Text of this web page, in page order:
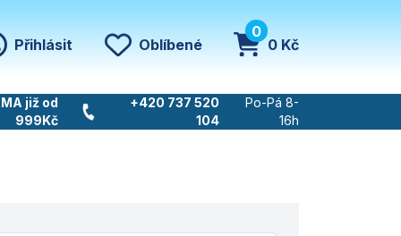
Přihlásit Oblíbené
0
0 Kč
již od
999Kč
+420 737 520
104
Po-Pá 8-
16h